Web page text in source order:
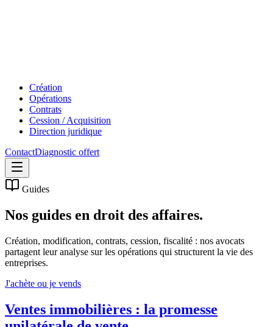
Création
Opérations
Contrats
Cession / Acquisition
Direction juridique
ContactDiagnostic offert
Guides
Nos guides en droit des affaires.
Création, modification, contrats, cession, fiscalité : nos avocats
partagent leur analyse sur les opérations qui structurent la vie des
entreprises.
J'achète ou je vends
Ventes immobilières : la promesse